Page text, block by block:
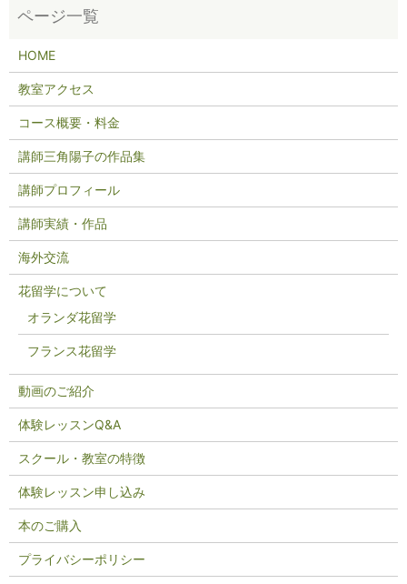
HOME
教室アクセス
コース概要・料金
講師三角陽子の作品集
講師プロフィール
講師実績・作品
海外交流
花留学について
オランダ花留学
フランス花留学
動画のご紹介
体験レッスンQ&A
スクール・教室の特徴
体験レッスン申し込み
本のご購入
プライバシーポリシー